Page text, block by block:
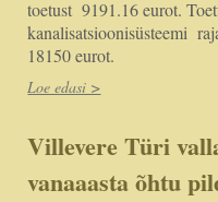
toetust 9191.16 eurot.
kanalisatsioonisüsteemi
18150 eurot.
Loe edasi >
Villevere Türi
vanaaasta õhtu